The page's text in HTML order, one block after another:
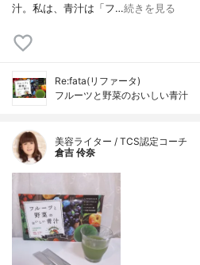
汁。私は、青汁は「フ…続きを見る
Re:fata(リファータ)
フルーツと野菜のおいしい青汁
美容ライター / TCS認定コーチ
倉吉 伶奈